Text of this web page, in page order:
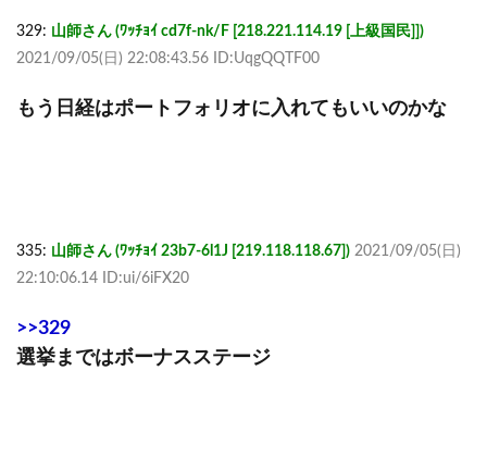
329: 山師さん (ﾜｯﾁｮｲ cd7f-nk/F [218.221.114.19 [上級国民]])
2021/09/05(日) 22:08:43.56 ID:UqgQQTF00
もう日経はポートフォリオに入れてもいいのかな
335: 山師さん (ﾜｯﾁｮｲ 23b7-6l1J [219.118.118.67]) 2021/09/05(日)
22:10:06.14 ID:ui/6iFX20
>>329
選挙まではボーナスステージ